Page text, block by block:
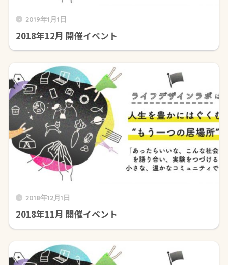
2019年1月1日
2018年12月 開催イベント
2018年12月1日
2018年11月 開催イベント